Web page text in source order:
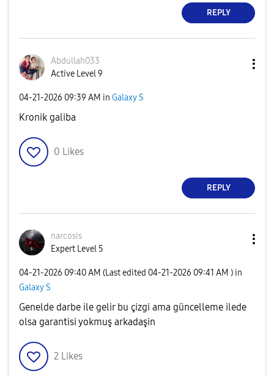
REPLY
Abdullah033
Active Level 9
‎04-21-2026 09:39 AM in Galaxy S
Kronik galiba
0 Likes
REPLY
narcosis
Expert Level 5
‎04-21-2026 09:40 AM (Last edited ‎04-21-2026 09:41 AM ) in
Galaxy S
Genelde darbe ile gelir bu çizgi ama güncelleme ilede
olsa garantisi yokmuş arkadaşin
2 Likes